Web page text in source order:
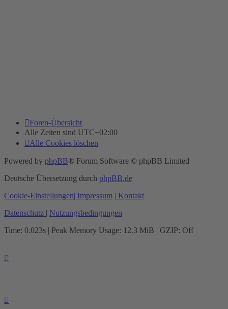
Foren-Übersicht
Alle Zeiten sind UTC+02:00
Alle Cookies löschen
Powered by phpBB® Forum Software © phpBB Limited
Deutsche Übersetzung durch phpBB.de
Cookie-Einstellungen| Impressum | Kontakt
Datenschutz | Nutzungsbedingungen
Time: 0.023s | Peak Memory Usage: 12.3 MiB | GZIP: Off